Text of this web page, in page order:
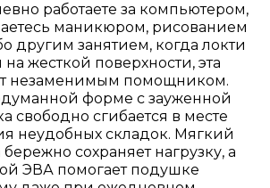
работаете за компьютером,
маникюром, рисованием
другим занятием, когда локти
на жесткой поверхности, эта
незаменимым помощником.
форме с зауженной
свободно сгибается в месте
неудобных складок. Мягкий
сохраняет нагрузку, а
ЭВА помогает подушке